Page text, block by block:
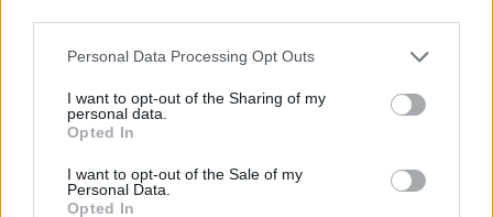
negar su consentimiento. Tenga en cuenta que algún
de su consentimiento, pero usted tiene el derecho de
rechazar tal procesamiento. Sus preferencias se aplicarán
cualquier momento entrando de nuevo en este sitio web o
visitando nuestra política de privacidad.
Personal Data Processing Opt Outs
I want to opt-out of the Sharing of my
personal data.
Opted In
I want to opt-out of the Sale of my
Personal Data.
Opted In